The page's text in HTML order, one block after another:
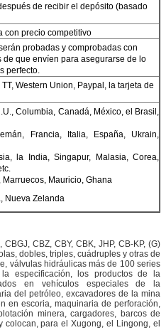
de recibir el depósito (basado
con precio competitivo
probadas y comprobadas con
de que envíen para asegurarse de lo
perfecto.
Western Union, Paypal, la tarjeta de
Columbia, Canadá, México, el Brasil,
Francia, Italia, España, Ukrain,
la India, Singapur, Malasia, Corea,
Marruecos, Mauricio, Ghana
Nueva Zelanda
CBZ, CBY, CBK, JHP, CB-KP, (G)
dobles, triples, cuádruples y otras de
válvulas hidráulicas más de 100 series
especificación, los productos de la
en vehículos especiales de la
del petróleo, excavadores de la mina
en escoria, maquinaria de perforación,
minera, cargadores, barcos de
colocan, para el Xugong, el Lingong, el